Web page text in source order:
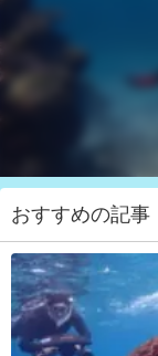
おすすめの記事